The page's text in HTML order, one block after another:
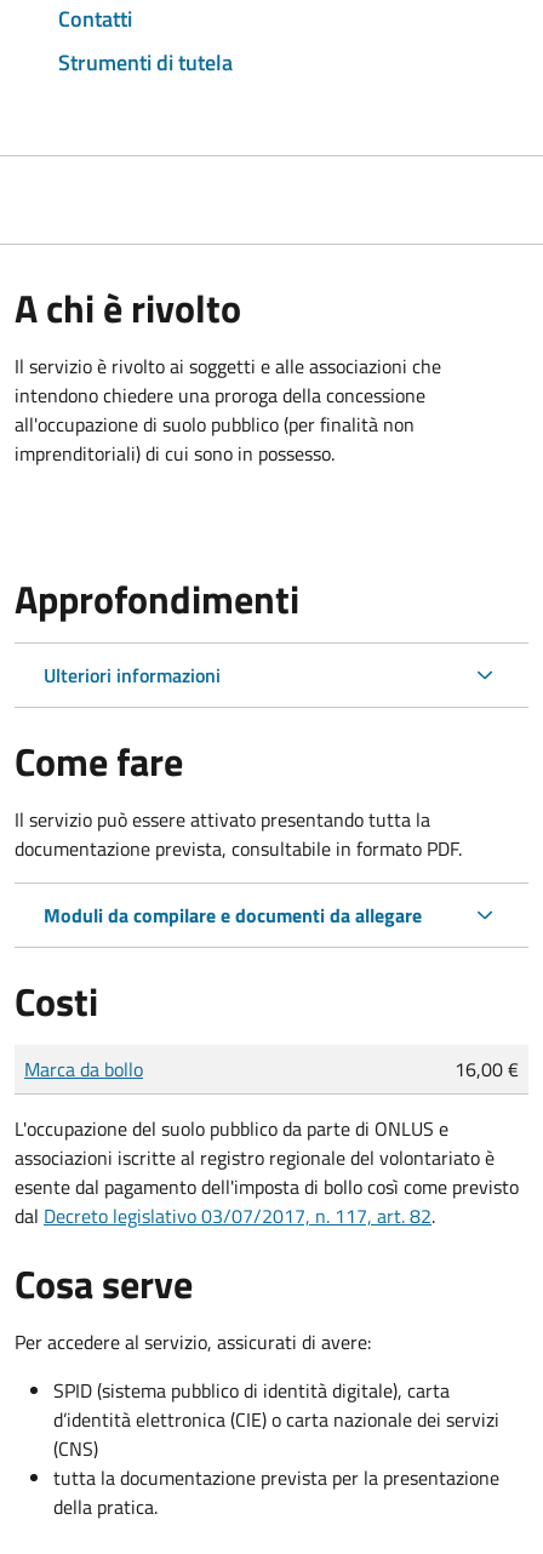
Contatti
Strumenti di tutela
A chi è rivolto
Il servizio è rivolto ai soggetti e alle associazioni che
intendono chiedere una proroga della concessione
all'occupazione di suolo pubblico (per finalità non
imprenditoriali) di cui sono in possesso.
Approfondimenti
Ulteriori informazioni
Come fare
Il servizio può essere attivato presentando tutta la
documentazione prevista, consultabile in formato PDF.
Moduli da compilare e documenti da allegare
Costi
Tipo di pagamento
Importo
Marca da bollo 16,00 €
L'occupazione del suolo pubblico da parte di ONLUS e
associazioni iscritte al registro regionale del volontariato è
esente dal pagamento dell'imposta di bollo così come previsto
dal Decreto legislativo 03/07/2017, n. 117, art. 82.
Cosa serve
Per accedere al servizio, assicurati di avere:
SPID (sistema pubblico di identità digitale), carta
d’identità elettronica (CIE) o carta nazionale dei servizi
(CNS)
tutta la documentazione prevista per la presentazione
della pratica.